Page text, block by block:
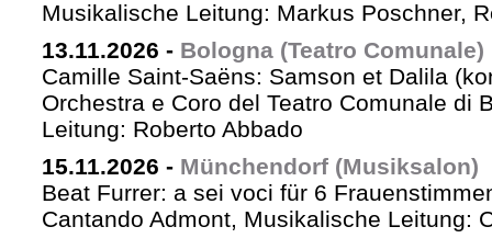
Musikalische Leitung: Markus Poschner,
13.11.2026 - Bologna (Teatro Comunale)
Camille Saint-Saëns: Samson et Dalila
Orchestra e Coro del Teatro Comunale di
Leitung: Roberto Abbado
15.11.2026 - Münchendorf (Musiksalon)
Beat Furrer: a sei voci für 6
Cantando Admont, Musikalische Leitung: